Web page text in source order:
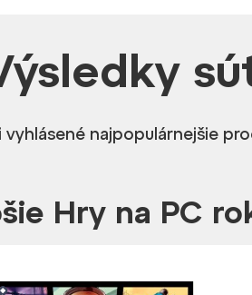
vyhlásené najpopulárnejšie
Hry na PC